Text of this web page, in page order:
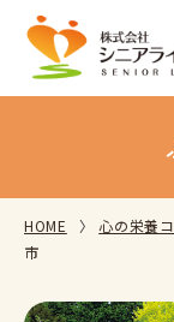
HOME 心の栄養
市